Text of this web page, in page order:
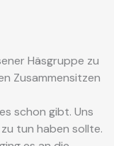
Häsgruppe zu
Zusammensitzen
schon gibt. Uns
tun haben sollte.